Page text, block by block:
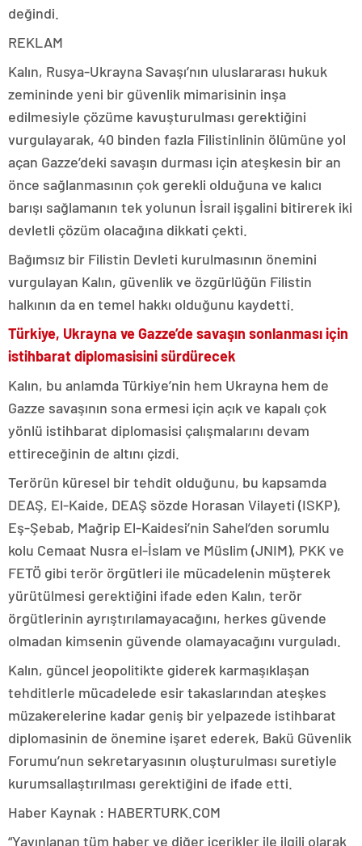
değindi.
REKLAM
Kalın, Rusya-Ukrayna Savaşı’nın uluslararası hukuk
zemininde yeni bir güvenlik mimarisinin inşa
edilmesiyle çözüme kavuşturulması gerektiğini
vurgulayarak, 40 binden fazla Filistinlinin ölümüne yol
açan Gazze’deki savaşın durması için ateşkesin bir an
önce sağlanmasının çok gerekli olduğuna ve kalıcı
barışı sağlamanın tek yolunun İsrail işgalini bitirerek iki
devletli çözüm olacağına dikkati çekti.
Bağımsız bir Filistin Devleti kurulmasının önemini
vurgulayan Kalın, güvenlik ve özgürlüğün Filistin
halkının da en temel hakkı olduğunu kaydetti.
Türkiye, Ukrayna ve Gazze’de savaşın sonlanması için
istihbarat diplomasisini sürdürecek
Kalın, bu anlamda Türkiye’nin hem Ukrayna hem de
Gazze savaşının sona ermesi için açık ve kapalı çok
yönlü istihbarat diplomasisi çalışmalarını devam
ettireceğinin de altını çizdi.
Terörün küresel bir tehdit olduğunu, bu kapsamda
DEAŞ, El-Kaide, DEAŞ sözde Horasan Vilayeti (ISKP),
Eş-Şebab, Mağrip El-Kaidesi’nin Sahel’den sorumlu
kolu Cemaat Nusra el-İslam ve Müslim (JNIM), PKK ve
FETÖ gibi terör örgütleri ile mücadelenin müşterek
yürütülmesi gerektiğini ifade eden Kalın, terör
örgütlerinin ayrıştırılamayacağını, herkes güvende
olmadan kimsenin güvende olamayacağını vurguladı.
Kalın, güncel jeopolitikte giderek karmaşıklaşan
tehditlerle mücadelede esir takaslarından ateşkes
müzakerelerine kadar geniş bir yelpazede istihbarat
diplomasinin de önemine işaret ederek, Bakü Güvenlik
Forumu’nun sekretaryasının oluşturulması suretiyle
kurumsallaştırılması gerektiğini de ifade etti.
Haber Kaynak : HABERTURK.COM
“Yayınlanan tüm haber ve diğer içerikler ile ilgili olarak